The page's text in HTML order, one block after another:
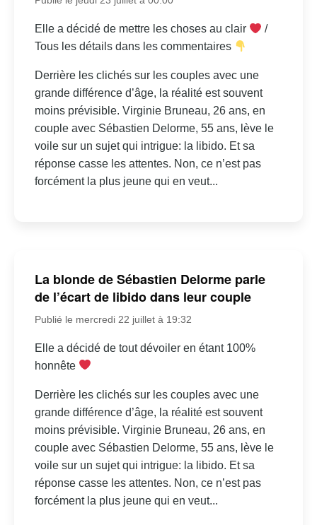
Elle a décidé de mettre les choses au clair
/
Tous les détails dans les commentaires
Derrière les clichés sur les couples avec une
grande différence d’âge, la réalité est souvent
moins prévisible. Virginie Bruneau, 26 ans, en
couple avec Sébastien Delorme, 55 ans, lève le
voile sur un sujet qui intrigue: la libido. Et sa
réponse casse les attentes. Non, ce n’est pas
forcément la plus jeune qui en veut...
La blonde de Sébastien Delorme parle
de l’écart de libido dans leur couple
Publié le mercredi 22 juillet à 19:32
Elle a décidé de tout dévoiler en étant 100%
honnête
Derrière les clichés sur les couples avec une
grande différence d’âge, la réalité est souvent
moins prévisible. Virginie Bruneau, 26 ans, en
couple avec Sébastien Delorme, 55 ans, lève le
voile sur un sujet qui intrigue: la libido. Et sa
réponse casse les attentes. Non, ce n’est pas
forcément la plus jeune qui en veut...